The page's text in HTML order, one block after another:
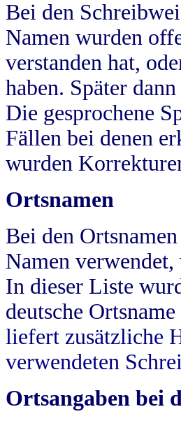
Bei den
Namen wurden
verstanden hat,
haben. Später
Die gesprochene
Fällen bei denen
wurden
Ortsnamen
Bei den
Namen
In dieser Liste
deutsche
liefert zusätzliche
verwendeten
Ortsangaben bei